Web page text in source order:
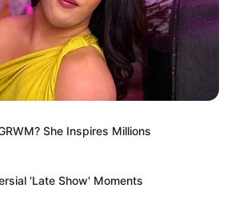
She Inspires Millions
'Late Show' Moments